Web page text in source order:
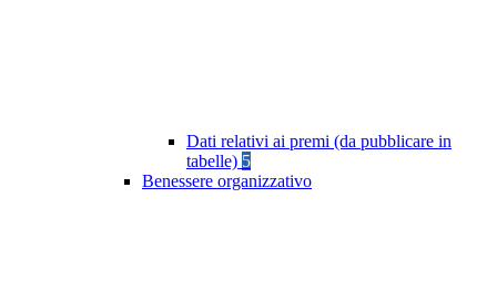
Dati relativi ai premi (da pubblicare in
tabelle) 5
Benessere organizzativo